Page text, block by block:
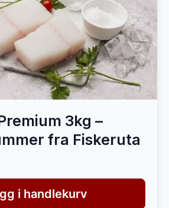
3kg –
fra Fiskeruta
i handlekurv